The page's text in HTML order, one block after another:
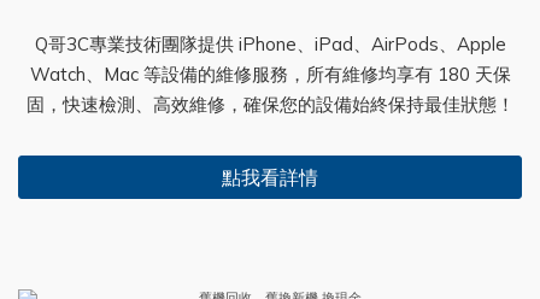
Q哥3C專業技術團隊提供 iPhone、iPad、AirPods、Apple
Watch、Mac 等設備的維修服務，所有維修均享有 180 天保
固，快速檢測、高效維修，確保您的設備始終保持最佳狀態！
點我看詳情